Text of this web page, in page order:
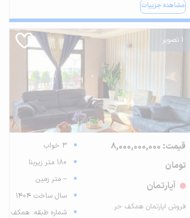
مشاهده جزییات
1 تصویر
قیمت: 8,000,000,000
تومان
آپارتمان
فروش اپارتمان همکف حر
3 خواب
180 متر زیربنا
-- متر زمین
سال ساخت 1404
شماره طبقه: همکف